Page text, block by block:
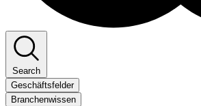
Search
Geschäftsfelder
Branchenwissen